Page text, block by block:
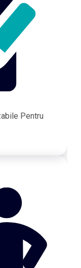
Pentru